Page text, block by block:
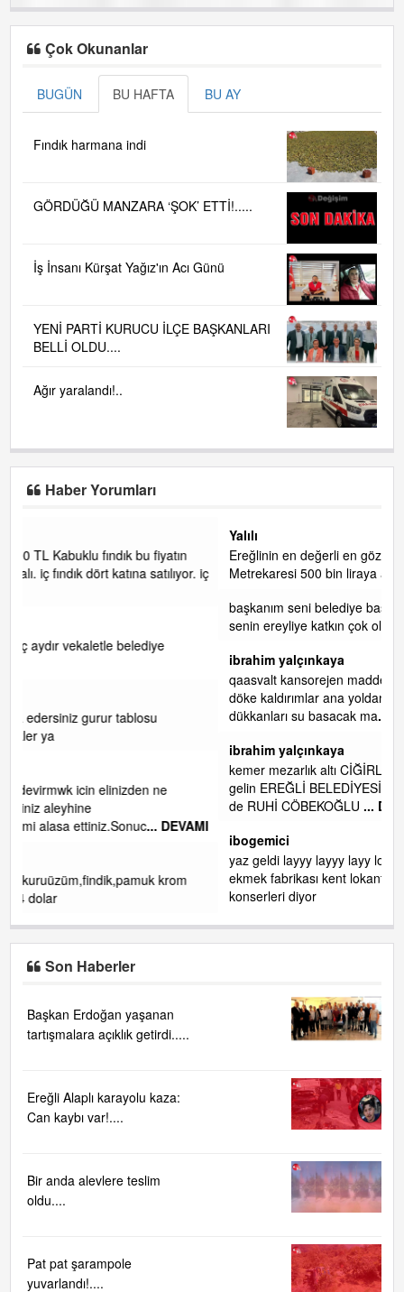
Çok Okunanlar
BUGÜN BU HAFTA BU AY
Fındık harmana indi
GÖRDÜĞÜ MANZARA ‘ŞOK’ ETTİ!.....
İş İnsanı Kürşat Yağız'ın Acı Günü
YENİ PARTİ KURUCU İLÇE BAŞKANLARI
BELLİ OLDU....
Ağır yaralandı!..
Haber Yorumları
iç
Ereğlinin en değerli en gözde yeri yalı caddesi ve çevresidir.
Metrekaresi 500 bin liraya alamazsın.
başkanım seni belediye başkanlığında da görmek isteriz
senin ereyliye katkın çok oldu daha da olacaktır
ibrahim yalçınkaya
qaasvalt kansorejen madde mahalle aralarında asvalt döke
döke kaldırımlar ana yoldan aşağıda kaldı bi yağmurda
dükkanları su basacak ma
... DEVAMI
kemer mezarlık altı CİĞİRLİK deniz kenarına giden yola
gelin EREĞLİ BELEDİYESİ o boruları zamanında tüm ereğli
de RUHİ CÖBEKOĞLU
... DEVAMI
yaz geldi layyy layyy layy lom festivalleri başladı biz halk
ekmek fabrikası kent lokantası diyoruz ağacum yaz
konserleri diyor
Son Haberler
Başkan Erdoğan yaşanan
tartışmalara açıklık getirdi.....
Ereğli Alaplı karayolu kaza:
Can kaybı var!....
Bir anda alevlere teslim
oldu....
Pat pat şarampole
yuvarlandı!....